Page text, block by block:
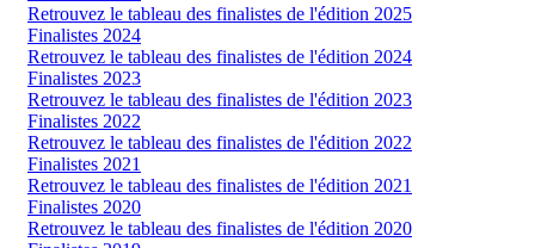
Retrouvez le tableau des finalistes de l'édition 2025
Finalistes 2024
Retrouvez le tableau des finalistes de l'édition 2024
Finalistes 2023
Retrouvez le tableau des finalistes de l'édition 2023
Finalistes 2022
Retrouvez le tableau des finalistes de l'édition 2022
Finalistes 2021
Retrouvez le tableau des finalistes de l'édition 2021
Finalistes 2020
Retrouvez le tableau des finalistes de l'édition 2020